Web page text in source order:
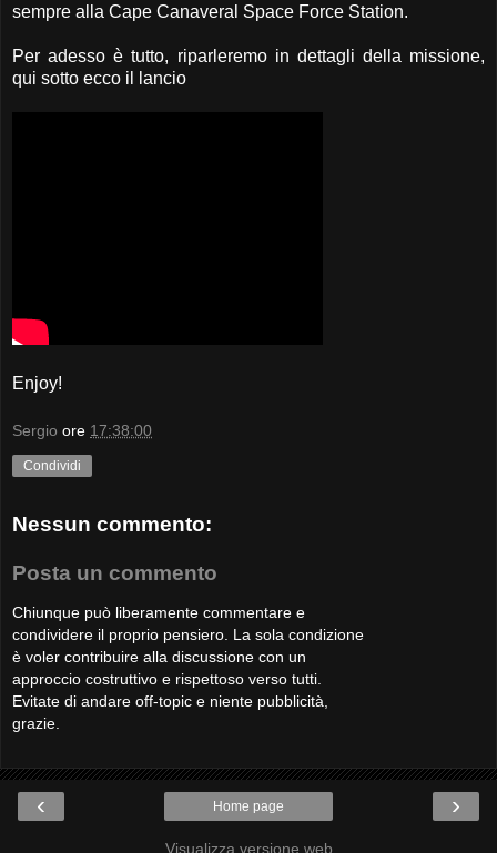
sempre alla Cape Canaveral Space Force Station.
Per adesso è tutto, riparleremo in dettagli della missione,
qui sotto ecco il lancio
Enjoy!
Sergio ore 17:38:00
Condividi
Nessun commento:
Posta un commento
Chiunque può liberamente commentare e
condividere il proprio pensiero. La sola condizione
è voler contribuire alla discussione con un
approccio costruttivo e rispettoso verso tutti.
Evitate di andare off-topic e niente pubblicità,
grazie.
‹ ›
Home page
Visualizza versione web